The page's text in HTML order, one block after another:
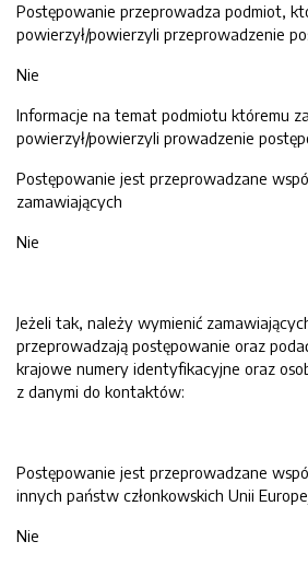
Postępowanie przeprowadza podmiot,
powierzył/powierzyli przeprowadzenie
Nie
Informacje na temat podmiotu któremu
powierzył/powierzyli prowadzenie
Postępowanie jest przeprowadzane
zamawiających
Nie
Jeżeli tak, należy wymienić
przeprowadzają postępowanie oraz
krajowe numery identyfikacyjne oraz
z danymi do kontaktów:
Postępowanie jest przeprowadzane
innych państw członkowskich Unii
Nie